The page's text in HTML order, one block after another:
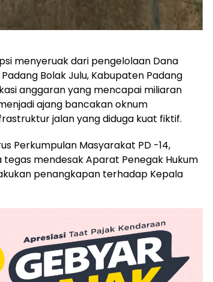
menyeruak dari pengelolaan Dana
Bolak Julu, Kabupaten Padang
anggaran yang mencapai miliaran
ajang bancakan oknum
jalan yang diduga kuat fiktif.
Perkumpulan Masyarakat PD -14,
tegas mendesak Aparat Penegak Hukum
penangkapan terhadap Kepala